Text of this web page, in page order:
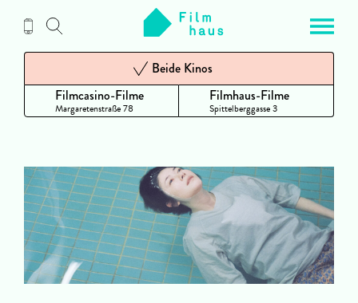
Inhalt
Filmcasino-Filme
Margaretenstraße 78
Beide Kinos
Filmhaus-Filme
Spittelberggasse 3